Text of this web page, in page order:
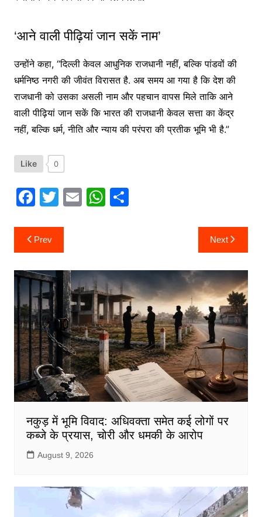
‘आने वाली पीढ़ियां जान सकें नाम’
उन्होंने कहा, “दिल्ली केवल आधुनिक राजधानी नहीं, बल्कि पांडवों की
धर्मनिष्ठ नगरी की जीवंत विरासत है. अब समय आ गया है कि देश की
राजधानी को उसका असली नाम और पहचान वापस मिले ताकि आने
वाली पीढ़ियां जान सकें कि भारत की राजधानी केवल सत्ता का केंद्र
नहीं, बल्कि धर्म, नीति और न्याय की परंपरा की प्रतीक भूमि भी है.”
Like 0
F
c
e
b
o
o
k
T
itt
er
E W
A
p
p
S
PostPrev Next
नकुड़ में भूमि विवाद: अधिवक्ता समेत कई लोगों पर
कब्जे के प्रयास, चोरी और धमकी के आरोप
August 9, 2026